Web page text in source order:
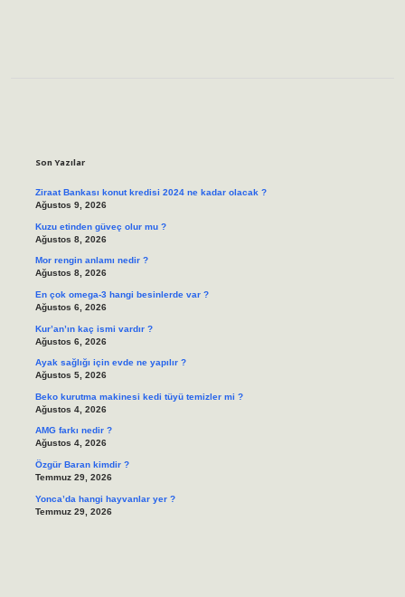
Son Yazılar
Ziraat Bankası konut kredisi 2024 ne kadar olacak ?
Ağustos 9, 2026
Kuzu etinden güveç olur mu ?
Ağustos 8, 2026
Mor rengin anlamı nedir ?
Ağustos 8, 2026
En çok omega-3 hangi besinlerde var ?
Ağustos 6, 2026
Kur’an’ın kaç ismi vardır ?
Ağustos 6, 2026
Ayak sağlığı için evde ne yapılır ?
Ağustos 5, 2026
Beko kurutma makinesi kedi tüyü temizler mi ?
Ağustos 4, 2026
AMG farkı nedir ?
Ağustos 4, 2026
Özgür Baran kimdir ?
Temmuz 29, 2026
Yonca’da hangi hayvanlar yer ?
Temmuz 29, 2026